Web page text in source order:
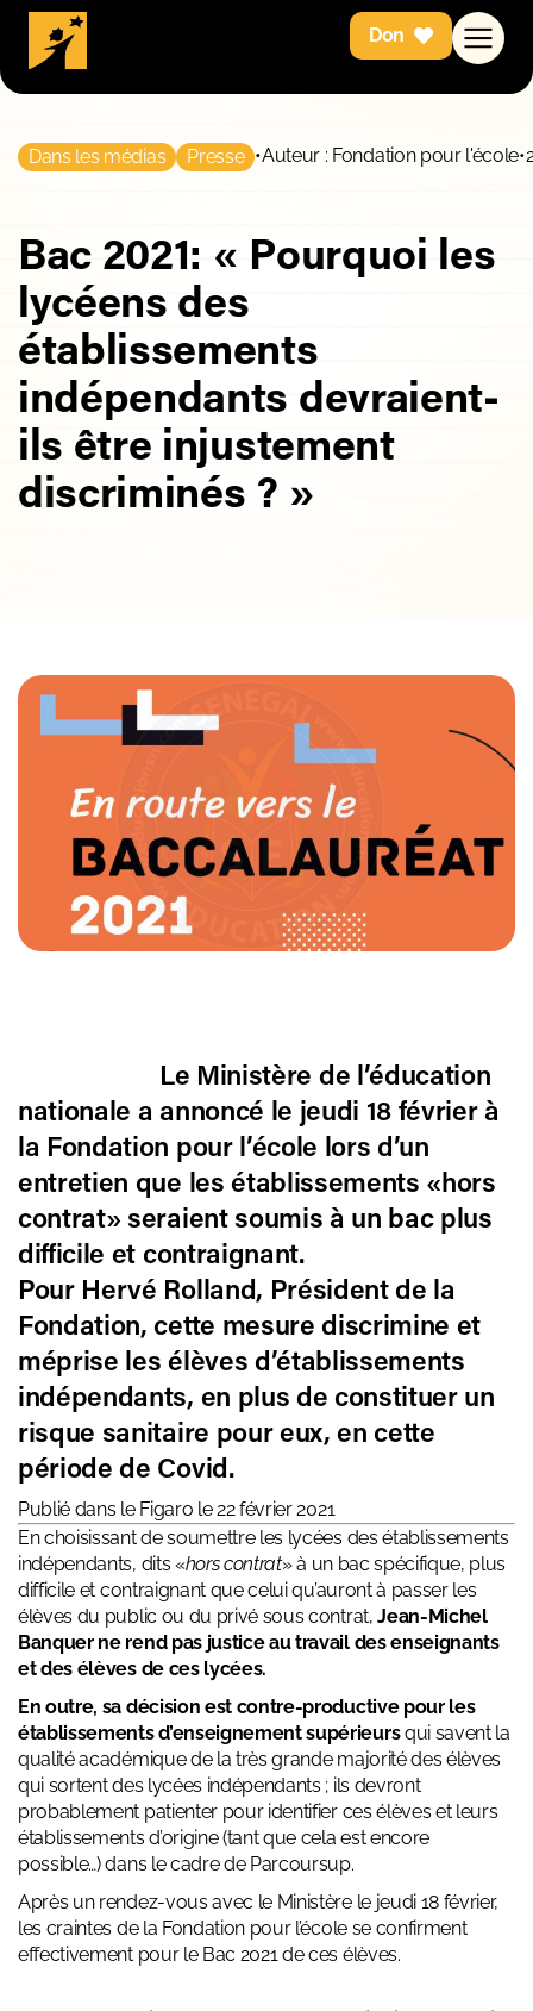
Don
Dans les médias Presse •Auteur : Fondation pour l'école•
Bac 2021: « Pourquoi les
lycéens des
établissements
indépendants devraient-
ils être injustement
discriminés ? »
Le Ministère de l’éducation
nationale a annoncé le jeudi 18 février à
la Fondation pour l’école lors d’un
entretien que les établissements «hors
contrat» seraient soumis à un bac plus
difficile et contraignant.
Pour Hervé Rolland, Président de la
Fondation, cette mesure discrimine et
méprise les élèves d’établissements
indépendants, en plus de constituer un
risque sanitaire pour eux, en cette
période de Covid.
Publié dans le Figaro le 22 février 2021
En choisissant de soumettre les lycées des établissements
indépendants, dits «hors contrat» à un bac spécifique, plus
difficile et contraignant que celui qu’auront à passer les
élèves du public ou du privé sous contrat, Jean-Michel
Banquer ne rend pas justice au travail des enseignants
et des élèves de ces lycées.
En outre, sa décision est contre-productive pour les
établissements d’enseignement supérieursqui savent la
qualité académique de la très grande majorité des élèves
qui sortent des lycées indépendants ; ils devront
probablement patienter pour identifier ces élèves et leurs
établissements d’origine (tant que cela est encore
possible…) dans le cadre de Parcoursup.
Après un rendez-vous avec le Ministère le jeudi 18 février,
les craintes de la Fondation pour l’école se confirment
effectivement pour le Bac 2021 de ces élèves.